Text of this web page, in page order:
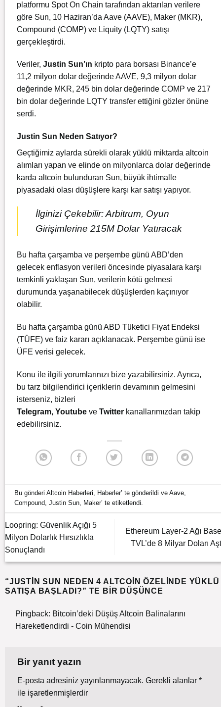
platformu Spot On Chain tarafından aktarılan verilere
göre Sun, 10 Haziran’da Aave (AAVE), Maker (MKR),
Compound (COMP) ve Liquity (LQTY) satışı
gerçekleştirdi.
Veriler, Justin Sun’ın kripto para borsası Binance’e
11,2 milyon dolar değerinde AAVE, 9,3 milyon dolar
değerinde MKR, 245 bin dolar değerinde COMP ve 217
bin dolar değerinde LQTY transfer ettiğini gözler önüne
serdi.
Justin Sun Neden Satıyor?
Geçtiğimiz aylarda sürekli olarak yüklü miktarda altcoin
alımları yapan ve elinde on milyonlarca dolar değerinde
karda altcoin bulunduran Sun, büyük ihtimalle
piyasadaki olası düşüşlere karşı kar satışı yapıyor.
İlginizi Çekebilir: Arbitrum, Oyun
Girişimlerine 215M Dolar Yatıracak
Bu hafta çarşamba ve perşembe günü ABD’den
gelecek enflasyon verileri öncesinde piyasalara karşı
temkinli yaklaşan Sun, verilerin kötü gelmesi
durumunda yaşanabilecek düşüşlerden kaçınıyor
olabilir.
Bu hafta çarşamba günü ABD Tüketici Fiyat Endeksi
(TÜFE) ve faiz kararı açıklanacak. Perşembe günü ise
ÜFE verisi gelecek.
Konu ile ilgili yorumlarınızı bize yazabilirsiniz. Ayrıca,
bu tarz bilgilendirici içeriklerin devamının gelmesini
isterseniz, bizleri
Telegram, Youtube ve Twitter kanallarımızdan takip
edebilirsiniz.
Bu gönderiAltcoin Haberleri Haberler’ te gönderildi veAave
Compound ,Justin Sun Maker’ te etiketlendi.
Loopring: Güvenlik Açığı 5
Milyon Dolarlık Hırsızlıkla
Sonuçlandı
Ethereum Layer-2 Ağı
TVL’de 8 Milyar Doları
“JUSTIN SUN NEDEN 4 ALTCOIN ÖZELINDE YÜKLÜ
SATIŞA BAŞLADI?” TE BIR DÜŞÜNCE
Pingback: Bitcoin’deki Düşüş Altcoin Balinalarını
Hareketlendirdi - Coin Mühendisi
Bir yanıt yazın
E-posta adresiniz yayınlanmayacak. Gerekli alanlar *
ile işaretlenmişlerdir